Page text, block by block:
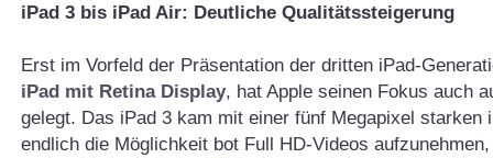
iPad 3 bis iPad Air: Deutliche Qualitätssteigerung
Erst im Vorfeld der Präsentation der dritten iPad-
iPad mit Retina Display, hat Apple seinen Fokus auch
gelegt. Das iPad 3 kam mit einer fünf Megapixel starken
endlich die Möglichkeit bot Full HD-Videos